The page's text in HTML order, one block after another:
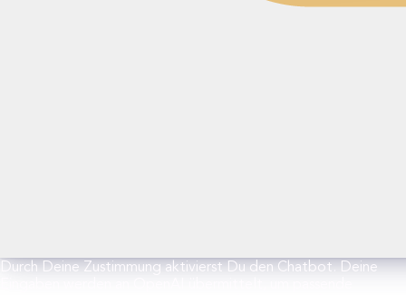
Durch Deine Zustimmung aktivierst Du den Chatbot. Deine